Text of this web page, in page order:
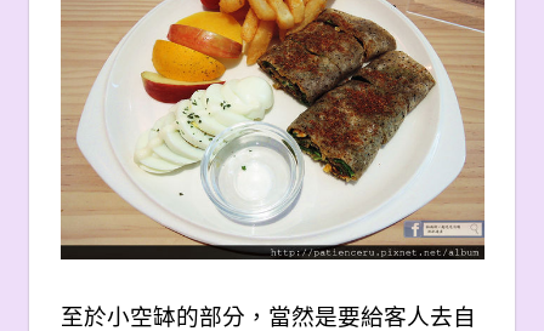
至於小空缽的部分，當然是要給客人去自